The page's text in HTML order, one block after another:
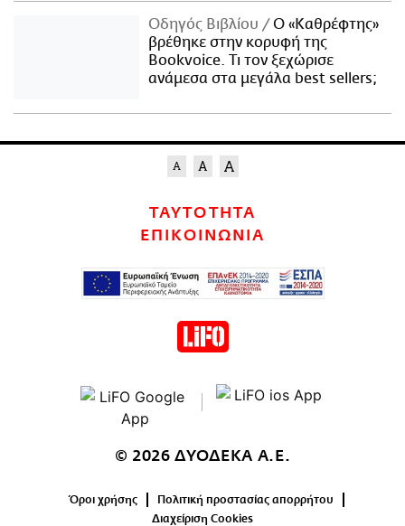
Οδηγός Βιβλίου
Ο «Καθρέφτης»
βρέθηκε στην κορυφή της
Bookvoice. Τι τον ξεχώρισε
ανάμεσα στα μεγάλα best sellers;
ΤΑΥΤΟΤΗΤΑ
ΕΠΙΚΟΙΝΩΝΙΑ
© 2026 ΔΥΟΔΕΚΑ Α.Ε.
Όροι χρήσης
Πολιτική προστασίας απορρήτου
Διαχείριση Cookies